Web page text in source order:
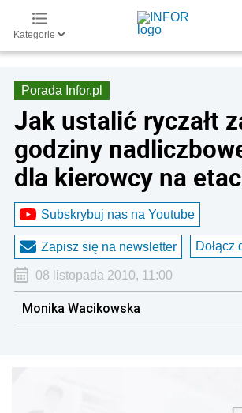
Kategorie
Porada Infor.pl
Jak ustalić ryczałt
godziny
dla kierowcy na
Subskrybuj nas na Youtube
Zapisz się na newsletter Dołącz
08 listopada 2010, 11:00
Monika Wacikowska